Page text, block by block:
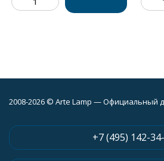
2008-2026 © Arte Lamp — Официальный
+7 (495) 142-